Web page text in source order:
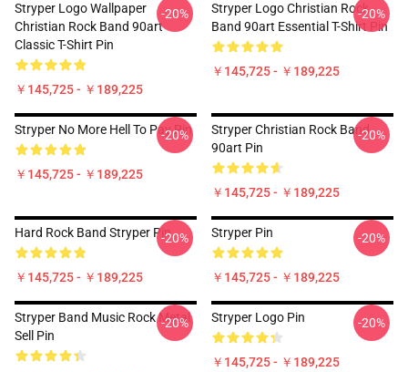
Stryper Logo Wallpaper
Christian Rock Band 90art
Classic T-Shirt Pin
￥145,725 - ￥189,225
-20%
Stryper Logo Christian Rock
Band 90art Essential T-Shirt Pin
￥145,725 - ￥189,225
-20%
Stryper No More Hell To Pay Pin
￥145,725 - ￥189,225
-20%
Stryper Christian Rock Band
90art Pin
￥145,725 - ￥189,225
-20%
Hard Rock Band Stryper Pin
￥145,725 - ￥189,225
-20% Stryper Pin
￥145,725 - ￥189,225
-20%
Stryper Band Music Rock Metal
Sell Pin
-20% Stryper Logo Pin
￥145,725 - ￥189,225
-20%